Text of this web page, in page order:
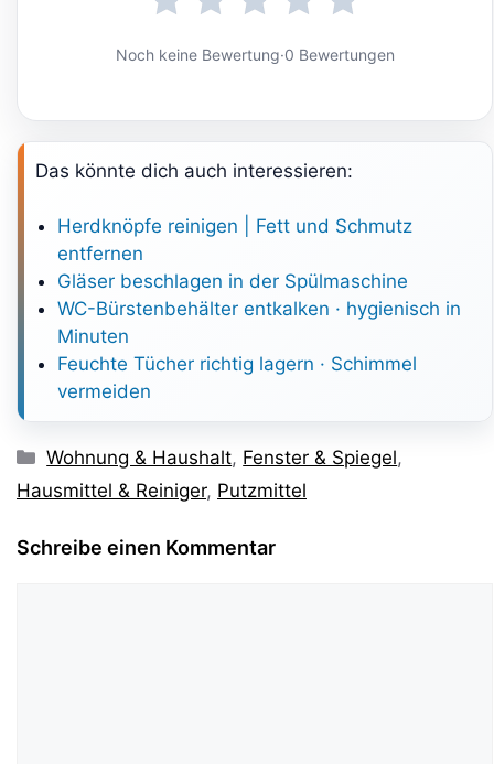
Noch keine Bewertung·0 Bewertungen
Das könnte dich auch interessieren:
Herdknöpfe reinigen | Fett und Schmutz
entfernen
Gläser beschlagen in der Spülmaschine
WC-Bürstenbehälter entkalken · hygienisch in
Minuten
Feuchte Tücher richtig lagern · Schimmel
vermeiden
Kategorien
Wohnung & Haushalt, Fenster & Spiegel,
Hausmittel & Reiniger, Putzmittel
Schreibe einen Kommentar